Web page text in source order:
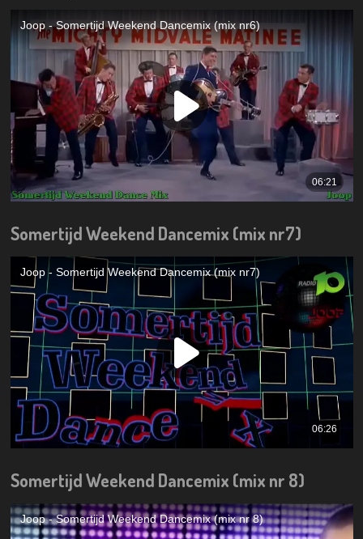
Somertijd Weekend Dancemix (mix nr7)
Somertijd Weekend Dancemix (mix nr 8)